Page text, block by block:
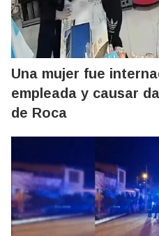
Una mujer fue
empleada y causar
de Roca